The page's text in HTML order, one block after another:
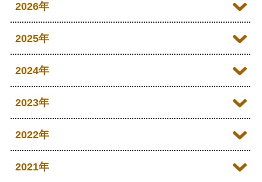
2026年
2026年08月
2026年05月
2026年03月
2026年02月
2025年
2025年12月
2025年09月
2025年07月
2024年
2024年12月
2024年09月
2023年
2023年12月
2022年
2022年12月
2021年